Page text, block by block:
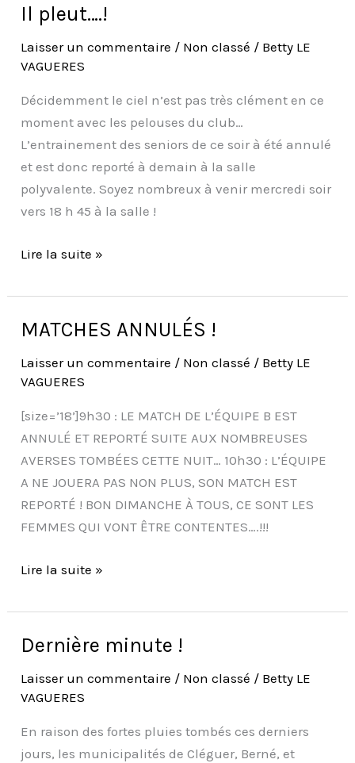
Il pleut….!
Laisser un commentaire / Non classé / Betty LE
VAGUERES
Décidemment le ciel n’est pas très clément en ce
moment avec les pelouses du club…
L’entrainement des seniors de ce soir à été annulé
et est donc reporté à demain à la salle
polyvalente. Soyez nombreux à venir mercredi soir
vers 18 h 45 à la salle !
Il
Lire la suite »
MATCHES ANNULÉS !
Laisser un commentaire / Non classé / Betty LE
VAGUERES
[size=’18’]9h30 : LE MATCH DE L’ÉQUIPE B EST
ANNULÉ ET REPORTÉ SUITE AUX NOMBREUSES
AVERSES TOMBÉES CETTE NUIT… 10h30 : L’ÉQUIPE
A NE JOUERA PAS NON PLUS, SON MATCH EST
REPORTÉ ! BON DIMANCHE À TOUS, CE SONT LES
FEMMES QUI VONT ÊTRE CONTENTES….!!!
MATCHES
!
Lire la suite »
Dernière minute !
Laisser un commentaire / Non classé / Betty LE
VAGUERES
En raison des fortes pluies tombés ces derniers
jours, les municipalités de Cléguer, Berné, et
Dernière
!